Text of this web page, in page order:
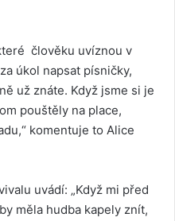
člověku uvíznou v
úkol napsat písničky,
už znáte. Když jsme si je
pouštěly na place,
komentuje to Alice
uvádí: „Když mi před
měla hudba kapely znít,